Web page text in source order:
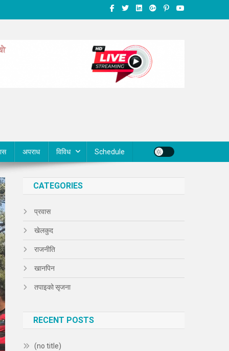
अपराध विविध Schedule
CATEGORIES
प्रवास
खेलकुद
राजनीति
खानपिन
तपाइको सृजना
RECENT POSTS
(no title)